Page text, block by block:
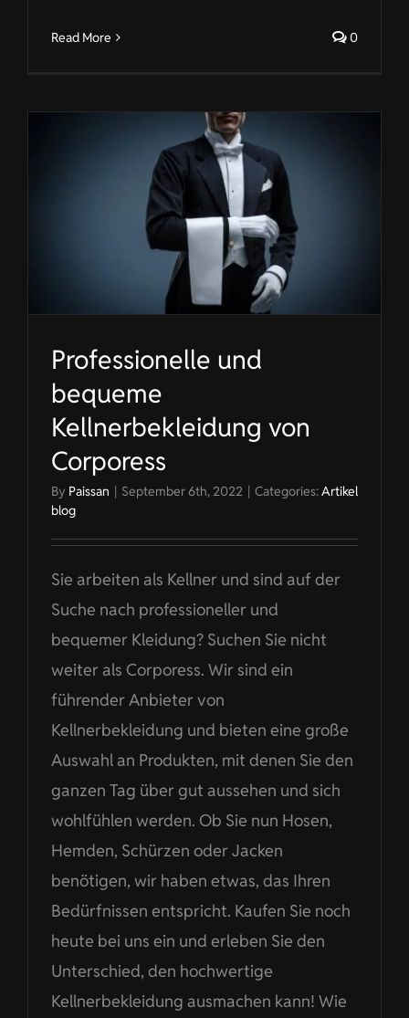
Read More 0
Professionelle und
bequeme
Kellnerbekleidung von
Corporess
By Paissan | September 6th, 2022 | Categories:Artikel
blog
Sie arbeiten als Kellner und sind auf der
Suche nach professioneller und
bequemer Kleidung? Suchen Sie nicht
weiter als Corporess. Wir sind ein
führender Anbieter von
Kellnerbekleidung und bieten eine große
Auswahl an Produkten, mit denen Sie den
ganzen Tag über gut aussehen und sich
wohlfühlen werden. Ob Sie nun Hosen,
Hemden, Schürzen oder Jacken
benötigen, wir haben etwas, das Ihren
Bedürfnissen entspricht. Kaufen Sie noch
heute bei uns ein und erleben Sie den
Unterschied, den hochwertige
Kellnerbekleidung ausmachen kann! Wie